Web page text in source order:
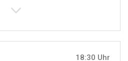
18:30 Uhr